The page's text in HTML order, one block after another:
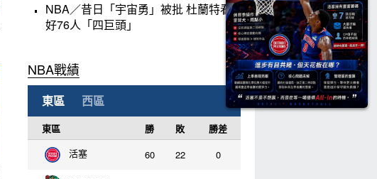
NBA／昔日「宇宙勇」被批 杜蘭特看
好76人「四巨頭」